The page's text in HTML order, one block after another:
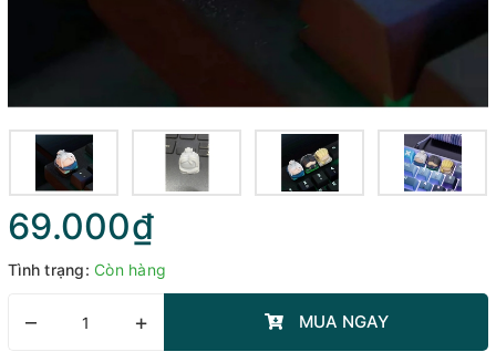
69.000₫
Tình trạng: Còn hàng
– + MUA NGAY